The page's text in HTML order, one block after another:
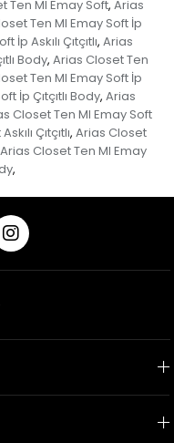
Ten MI Emay Soft, Arias
Ten MI Emay Soft İp
Askılı Çıtçıtlı, Arias
Body, Arias Closet Ten
Ten MI Emay Soft İp
İp Çıtçıtlı Body, Arias
Closet Ten MI Emay Soft
Çıtçıtlı, Arias Closet
Arias Closet Ten MI Emay
,